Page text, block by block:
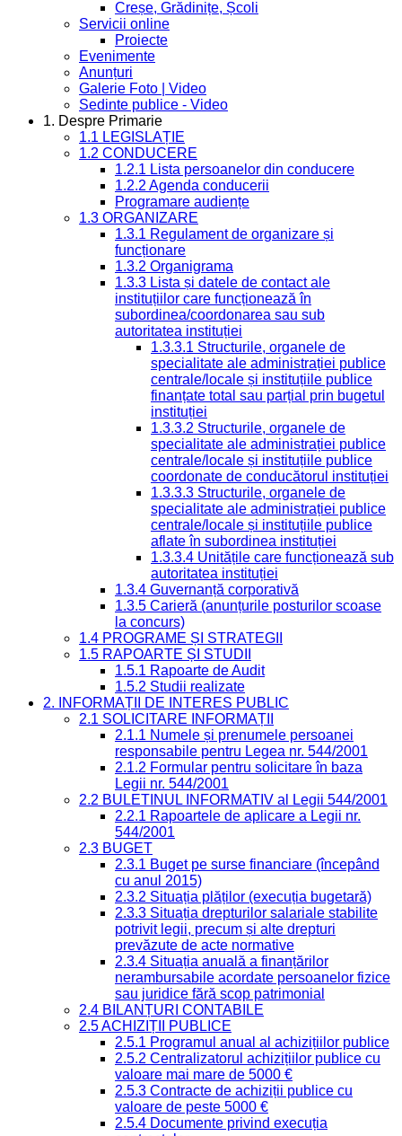
Creșe, Grădinițe, Școli
Servicii online
Proiecte
Evenimente
Anunțuri
Galerie Foto | Video
Sedinte publice - Video
1. Despre Primarie
1.1 LEGISLAȚIE
1.2 CONDUCERE
1.2.1 Lista persoanelor din conducere
1.2.2 Agenda conducerii
Programare audiențe
1.3 ORGANIZARE
1.3.1 Regulament de organizare și
funcționare
1.3.2 Organigrama
1.3.3 Lista și datele de contact ale
instituțiilor care funcționează în
subordinea/coordonarea sau sub
autoritatea instituției
1.3.3.1 Structurile, organele de
specialitate ale administrației publice
centrale/locale și instituțiile publice
finanțate total sau parțial prin bugetul
instituției
1.3.3.2 Structurile, organele de
specialitate ale administrației publice
centrale/locale și instituțiile publice
coordonate de conducătorul instituției
1.3.3.3 Structurile, organele de
specialitate ale administrației publice
centrale/locale și instituțiile publice
aflate în subordinea instituției
1.3.3.4 Unitățile care funcționează sub
autoritatea instituției
1.3.4 Guvernanță corporativă
1.3.5 Carieră (anunțurile posturilor scoase
la concurs)
1.4 PROGRAME ȘI STRATEGII
1.5 RAPOARTE ȘI STUDII
1.5.1 Rapoarte de Audit
1.5.2 Studii realizate
2. INFORMAȚII DE INTERES PUBLIC
2.1 SOLICITARE INFORMAȚII
2.1.1 Numele și prenumele persoanei
responsabile pentru Legea nr. 544/2001
2.1.2 Formular pentru solicitare în baza
Legii nr. 544/2001
2.2 BULETINUL INFORMATIV al Legii 544/2001
2.2.1 Rapoartele de aplicare a Legii nr.
544/2001
2.3 BUGET
2.3.1 Buget pe surse financiare (începând
cu anul 2015)
2.3.2 Situația plăților (execuția bugetară)
2.3.3 Situația drepturilor salariale stabilite
potrivit legii, precum și alte drepturi
prevăzute de acte normative
2.3.4 Situația anuală a finanțărilor
nerambursabile acordate persoanelor fizice
sau juridice fără scop patrimonial
2.4 BILANȚURI CONTABILE
2.5 ACHIZIȚII PUBLICE
2.5.1 Programul anual al achizițiilor publice
2.5.2 Centralizatorul achizițiilor publice cu
valoare mai mare de 5000 €
2.5.3 Contracte de achiziții publice cu
valoare de peste 5000 €
2.5.4 Documente privind execuția